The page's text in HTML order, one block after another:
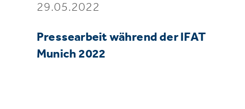
29.05.2022
Pressearbeit während der IFAT
Munich 2022